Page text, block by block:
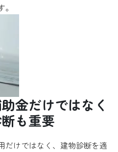
金だけではなく
も重要
だけではなく、建物診断を適